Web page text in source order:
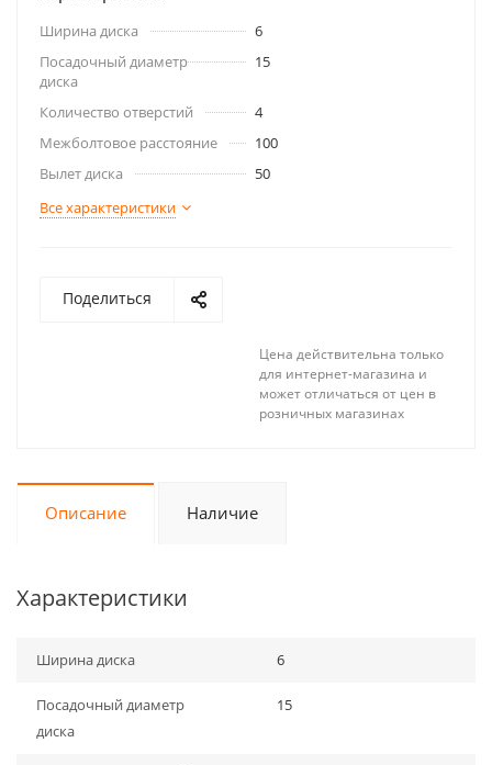
Ширина диска
6
Посадочный диаметр
диска
15
Количество отверстий
4
Межболтовое расстояние
100
Вылет диска
50
Все характеристики
Поделиться
Цена действительна только
для интернет-магазина и
может отличаться от цен в
розничных магазинах
Описание Наличие
Характеристики
Ширина диска 6
Посадочный диаметр
диска
15